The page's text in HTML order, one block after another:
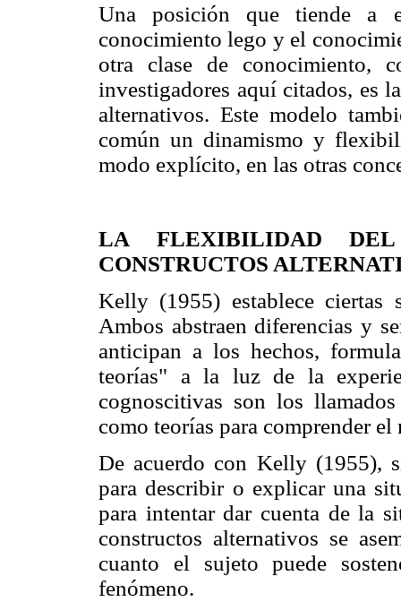
Una posición que tiende a
conocimiento lego y el
otra clase de conocimiento,
investigadores aquí citados, es
alternativos. Este modelo
común un dinamismo y
modo explícito, en las otras
LA FLEXIBILIDAD
CONSTRUCTOS
Kelly (1955) establece
Ambos abstraen diferencias y
anticipan a los hechos,
teorías" a la luz de la
cognoscitivas son los
como teorías para comprender
De acuerdo con Kelly (1955),
para describir o explicar una
para intentar dar cuenta de la
constructos alternativos se
cuanto el sujeto puede
fenómeno.